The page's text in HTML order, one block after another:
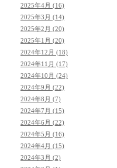
2025年4月 (16)
2025年3月 (14)
2025年2月 (20)
2025年1月 (20)
2024年12月 (18)
2024年11月 (17)
2024年10月 (24)
2024年9月 (22)
2024年8月 (7)
2024年7月 (15)
2024年6月 (22)
2024年5月 (16)
2024年4月 (15)
2024年3月 (2)